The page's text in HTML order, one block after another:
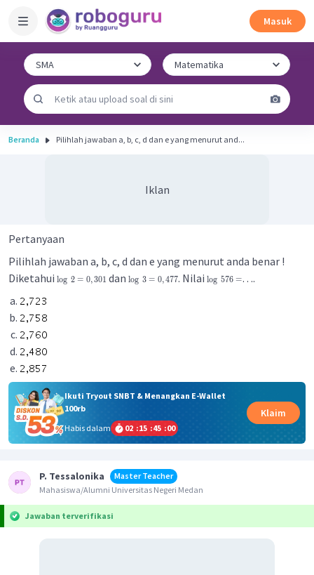
Masuk
Beranda Pilihlah jawaban a, b, c, d dan e yang menurut and...
Iklan
Pertanyaan
Pilihlah jawaban a, b, c, d dan e yang menurut anda benar !
Diketahui log 2 = 0,301 dan log 3 = 0,477. Nilai log 576 =….
Ikuti Tryout SNBT & Menangkan E-Wallet
100rb
Habis dalam
02 :15 :44 :59
Klaim
P. Tessalonika
Master Teacher
Mahasiswa/Alumni Universitas Negeri Medan
Jawaban terverifikasi